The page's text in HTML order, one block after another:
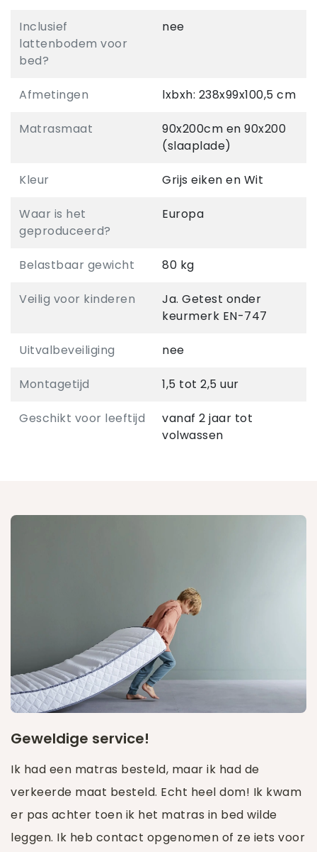
Inclusief
lattenbodem voor
bed?
nee
Afmetingen lxbxh: 238x99x100,5 cm
Matrasmaat
90x200cm en 90x200
(slaaplade)
Kleur Grijs eiken en Wit
Waar is het
geproduceerd?
Europa
Belastbaar gewicht 80 kg
Veilig voor kinderen
Ja. Getest onder
keurmerk EN-747
Uitvalbeveiliging nee
Montagetijd 1,5 tot 2,5 uur
Geschikt voor leeftijd
vanaf 2 jaar tot
volwassen
Geweldige service!
Ik had een matras besteld, maar ik had de
verkeerde maat besteld. Echt heel dom! Ik kwam
er pas achter toen ik het matras in bed wilde
leggen. Ik heb contact opgenomen of ze iets voor